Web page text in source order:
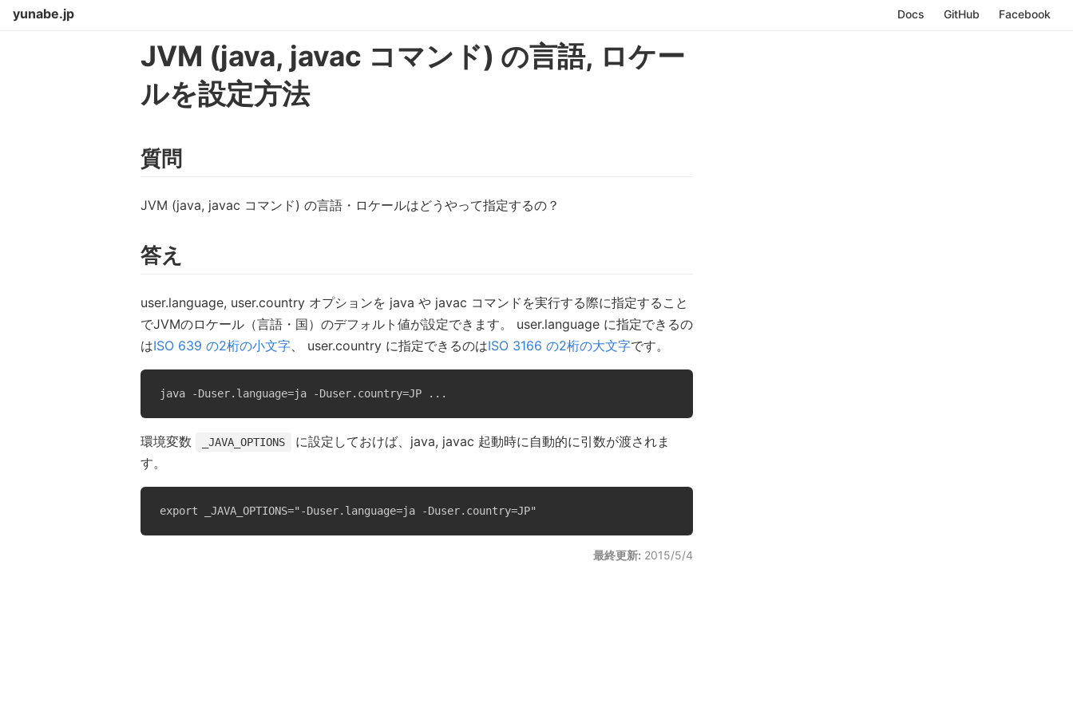
yunabe.jp Docs GitHub Facebook
JVM (java, javac コマンド) の言語, ロケー
ルを設定方法
質問
JVM (java, javac コマンド) の言語・ロケールはどうやって指定するの？
答え
user.language, user.country オプションを java や javac コマンドを実行する際に指定すること
でJVMのロケール（言語・国）のデフォルト値が設定できます。 user.language に指定できるの
はISO 639 の2桁の小文字 、 user.country に指定できるのはISO 3166 の2桁の大文字です。
java -Duser.language=ja -Duser.country=JP ...
環境変数 _JAVA_OPTIONS
に設定しておけば、java, javac 起動時に自動的に引数が渡されま
す。
export _JAVA_OPTIONS="-Duser.language=ja -Duser.country=JP"
最終更新: 2015/5/4